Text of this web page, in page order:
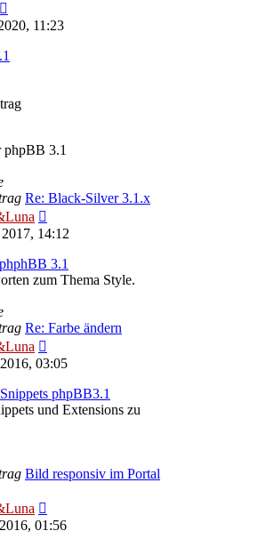
Beitrag11:23
3.1
Re: Black-Silver 3.1.x
Beitrag
14:12
3.1
zum Thema Style.
Re: Farbe ändern
Beitrag
03:05
phpBB3.1
und Extensions zu
Bild responsiv im Portal
Beitrag
01:56